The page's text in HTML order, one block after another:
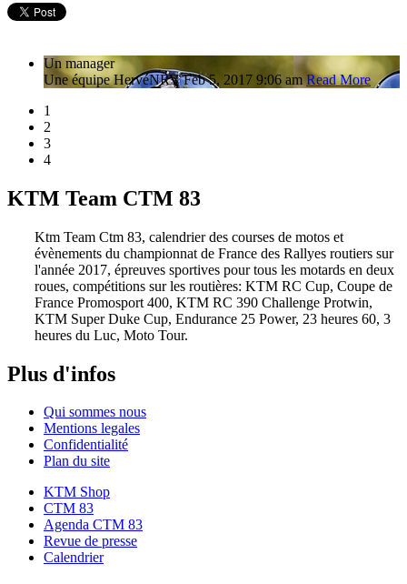
Un manager
Une équipe HervéNRV Feb 5, 2017 9:06 amRead More
1
2
3
4
KTM Team CTM 83
Ktm Team Ctm 83, calendrier des courses de motos et
évènements du championnat de France des Rallyes routiers sur
l'année 2017, épreuves sportives pour tous les motards en deux
roues, compétitions sur les routières: KTM RC Cup, Coupe de
France Promosport 400, KTM RC 390 Challenge Protwin,
KTM Super Duke Cup, Endurance 25 Power, 23 heures 60, 3
heures du Luc, Moto Tour.
Plus d'infos
Qui sommes nous
Mentions legales
Confidentialité
Plan du site
KTM Shop
CTM 83
Agenda CTM 83
Revue de presse
Calendrier